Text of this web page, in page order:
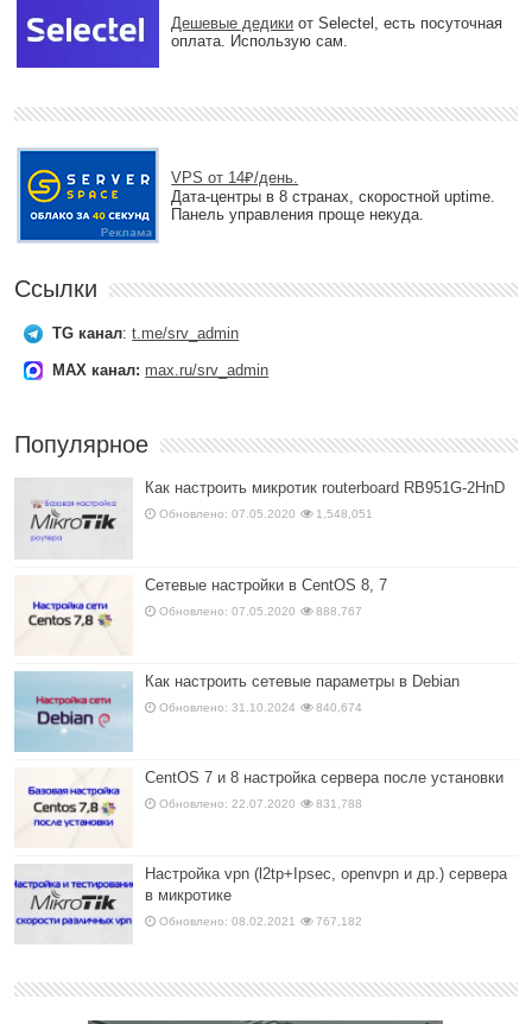
Дешевые дедики от Selectel, есть посуточная
оплата. Использую сам.
VPS от 14₽/день.
Дата-центры в 8 странах, скоростной uptime.
Панель управления проще некуда.
Ссылки
TG канал:t.me/srv_admin
MAX канал: max.ru/srv_admin
Популярное
Как настроить микротик routerboard RB951G-2HnD
Обновлено: 07.05.2020 1,548,051
Сетевые настройки в CentOS 8, 7
Обновлено: 07.05.2020 888,767
Как настроить сетевые параметры в Debian
Обновлено: 31.10.2024 840,674
CentOS 7 и 8 настройка сервера после установки
Обновлено: 22.07.2020 831,788
Настройка vpn (l2tp+Ipsec, openvpn и др.) сервера
в микротике
Обновлено: 08.02.2021 767,182